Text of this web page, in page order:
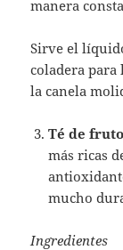
manera
Sirve el
coladera
la canela
Té de
más ricas
mucho
Ingredientes